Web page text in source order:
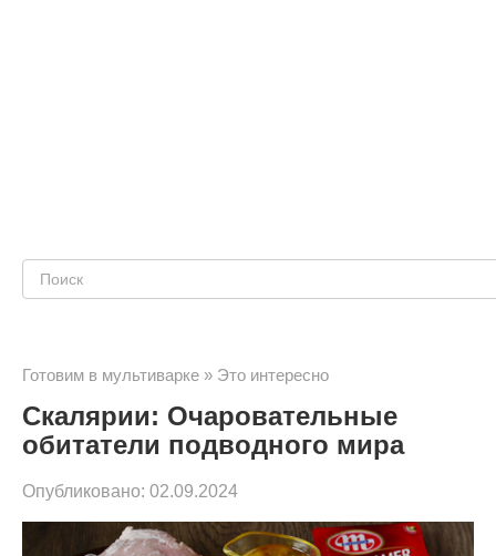
Поиск:
Готовим в мультиварке » Это интересно
Скалярии: Очаровательные
обитатели подводного мира
Опубликовано: 02.09.2024